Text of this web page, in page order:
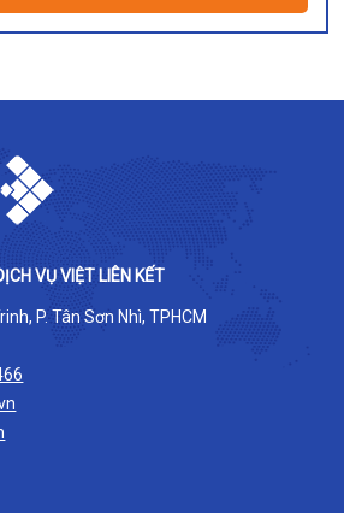
VỤ VIỆT LIÊN KẾT
P. Tân Sơn Nhì, TPHCM